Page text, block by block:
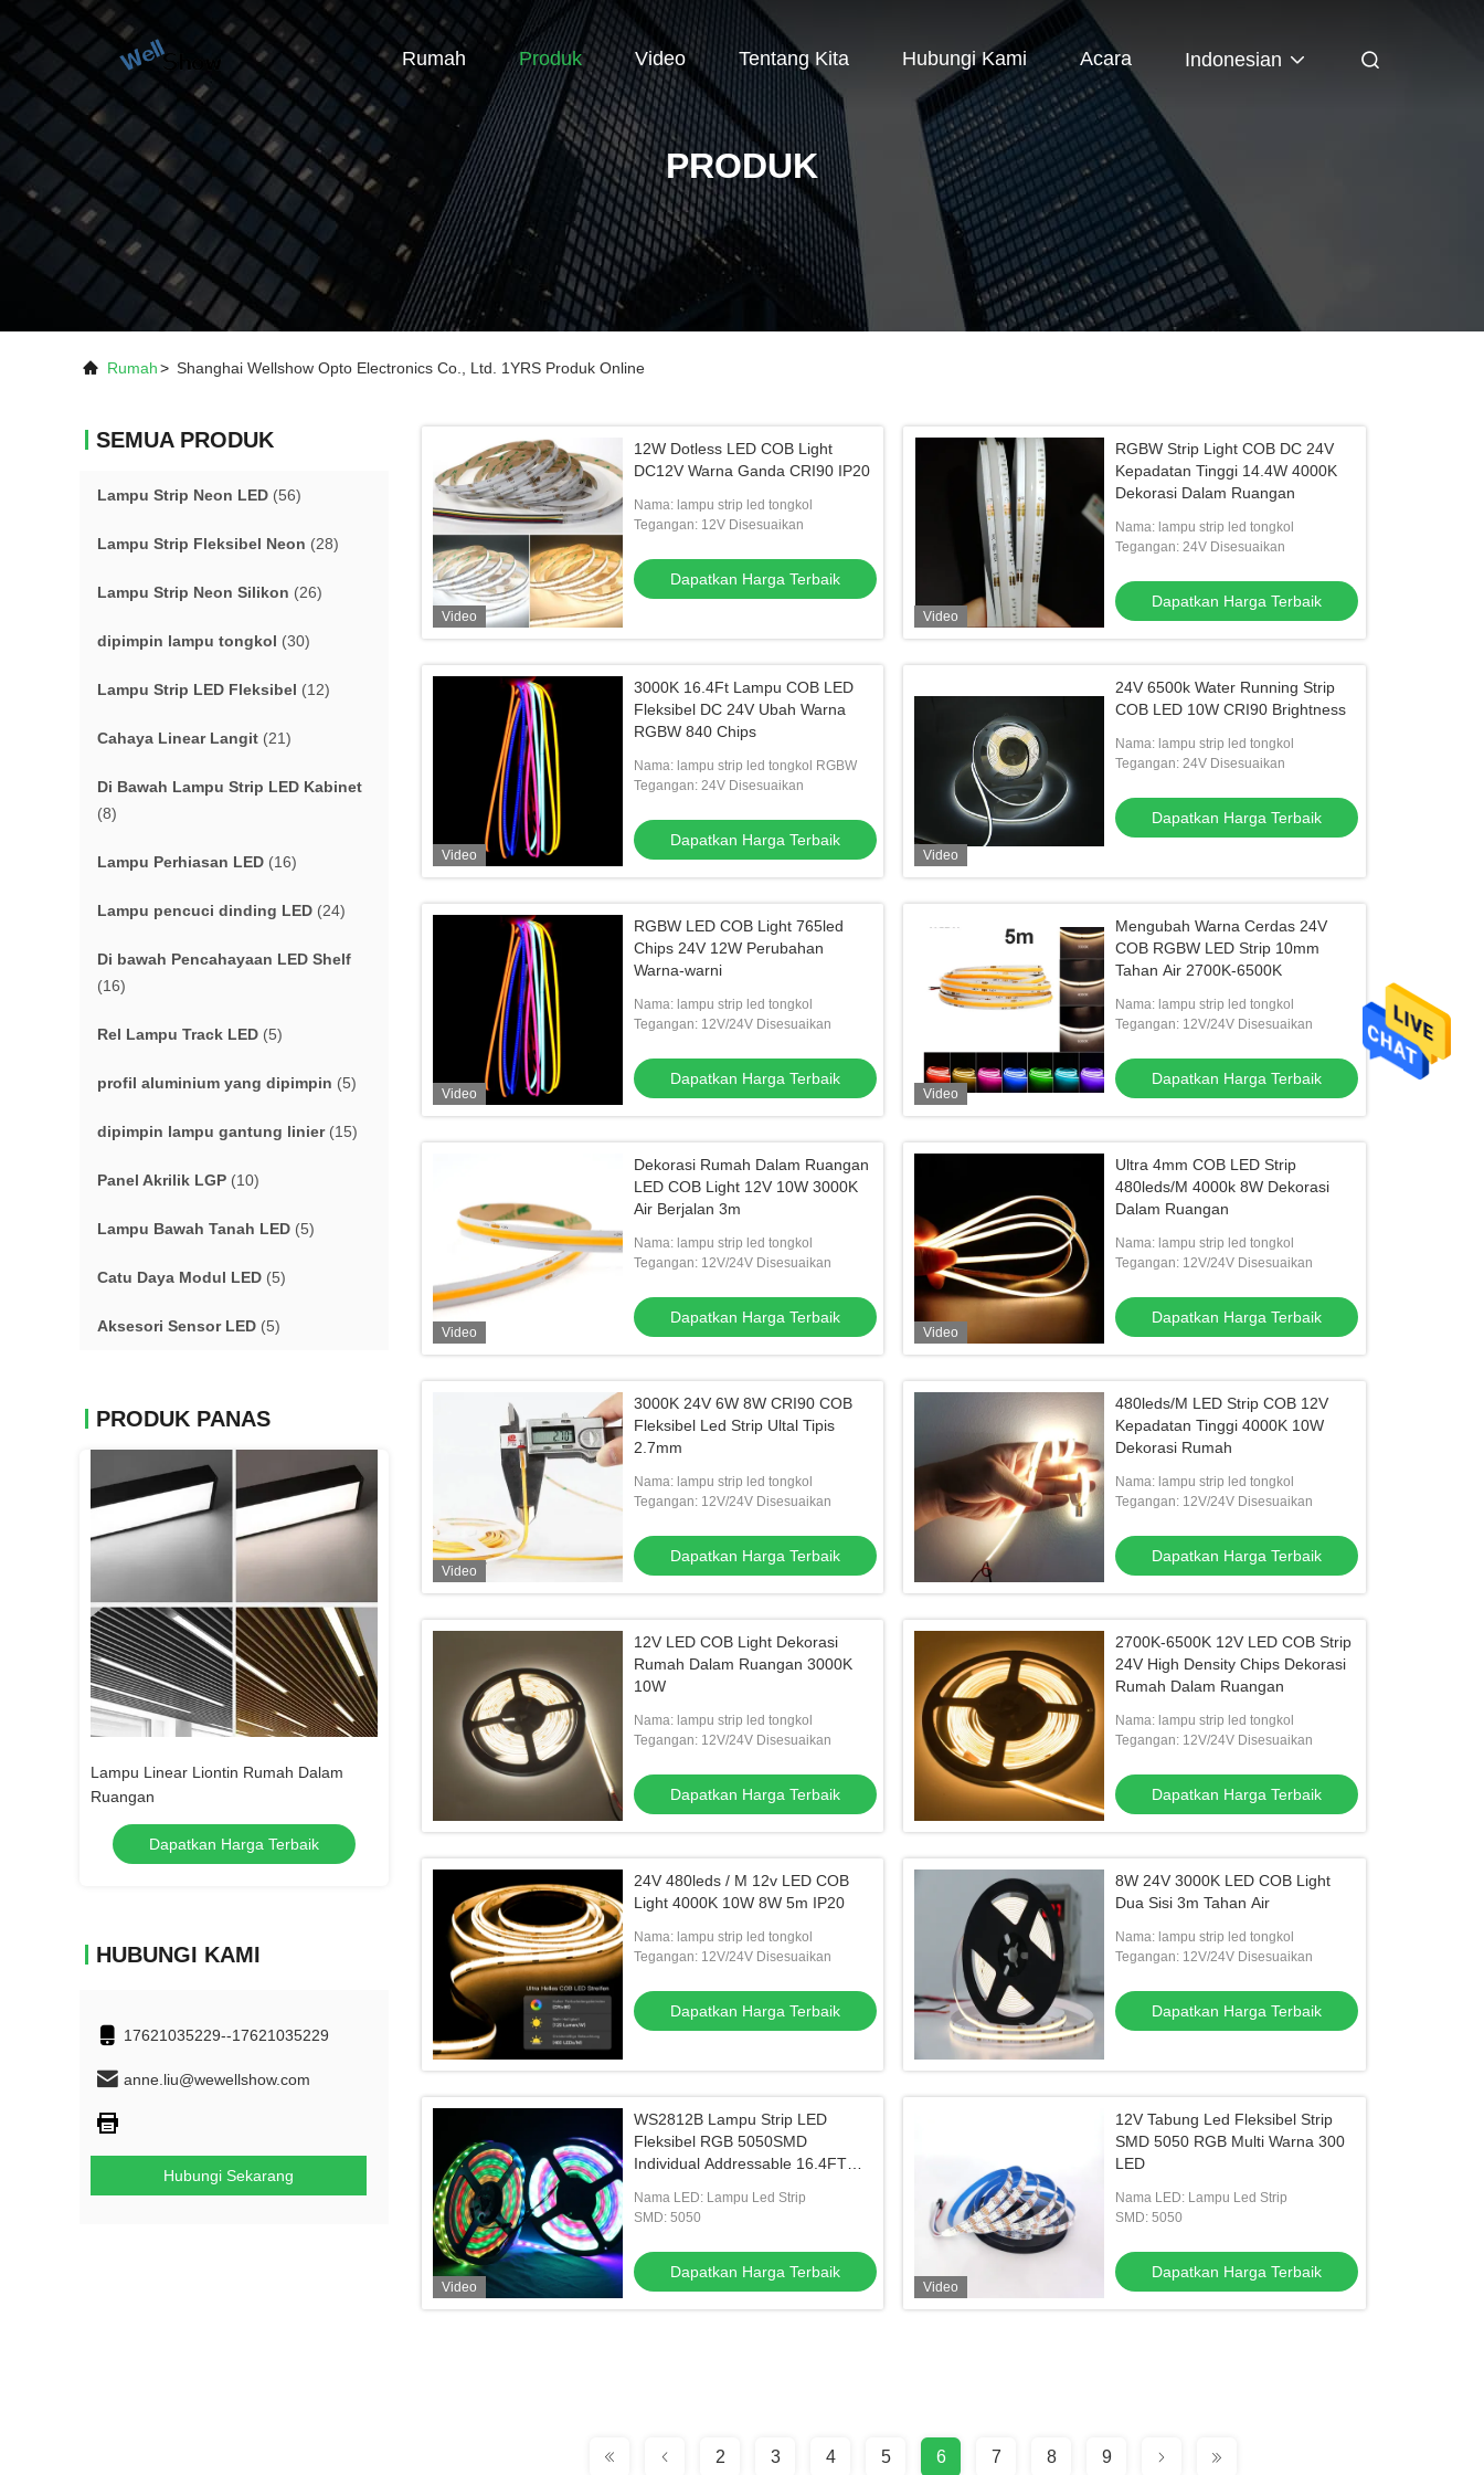
Rumah Produk Video Tentang Kita Hubungi Kami Acara Indonesian
PRODUK
Rumah> Shanghai Wellshow Opto Electronics Co., Ltd. 1YRS Produk Online
SEMUA PRODUK
Lampu Strip Neon LED (56)
Lampu Strip Fleksibel Neon (28)
Lampu Strip Neon Silikon (26)
dipimpin lampu tongkol (30)
Lampu Strip LED Fleksibel (12)
Cahaya Linear Langit (21)
Di Bawah Lampu Strip LED Kabinet
(8)
Lampu Perhiasan LED (16)
Lampu pencuci dinding LED (24)
Di bawah Pencahayaan LED Shelf
(16)
Rel Lampu Track LED (5)
profil aluminium yang dipimpin (5)
dipimpin lampu gantung linier(15)
Panel Akrilik LGP (10)
Lampu Bawah Tanah LED (5)
Catu Daya Modul LED (5)
Aksesori Sensor LED (5)
PRODUK PANAS
Lampu Linear Liontin Rumah Dalam
Ruangan
Dapatkan Harga Terbaik
Lampu Liontin Linier Dalam Ruangan
Rumah Kantor Dekorasi Hotel
Perumahan
Lampu Gantung Linear LED 110V-240V Mesin Cuci Dinding LED 24V Lampu Washer Dinding LED IP65
HUBUNGI KAMI
17621035229--17621035229
anne.liu@wewellshow.com
Hubungi Sekarang
Video
12W Dotless LED COB Light
DC12V Warna Ganda CRI90 IP20
Nama: lampu strip led tongkol
Tegangan: 12V Disesuaikan
Dapatkan Harga Terbaik
Video
RGBW Strip Light COB DC 24V
Kepadatan Tinggi 14.4W 4000K
Dekorasi Dalam Ruangan
Nama: lampu strip led tongkol
Tegangan: 24V Disesuaikan
Dapatkan Harga Terbaik
Video
3000K 16.4Ft Lampu COB LED
Fleksibel DC 24V Ubah Warna
RGBW 840 Chips
Nama: lampu strip led tongkol RGBW
Tegangan: 24V Disesuaikan
Dapatkan Harga Terbaik
Video
24V 6500k Water Running Strip
COB LED 10W CRI90 Brightness
Nama: lampu strip led tongkol
Tegangan: 24V Disesuaikan
Dapatkan Harga Terbaik
Video
RGBW LED COB Light 765led
Chips 24V 12W Perubahan
Warna-warni
Nama: lampu strip led tongkol
Tegangan: 12V/24V Disesuaikan
Dapatkan Harga Terbaik
Video
Mengubah Warna Cerdas 24V
COB RGBW LED Strip 10mm
Tahan Air 2700K-6500K
Nama: lampu strip led tongkol
Tegangan: 12V/24V Disesuaikan
Dapatkan Harga Terbaik
Video
Dekorasi Rumah Dalam Ruangan
LED COB Light 12V 10W 3000K
Air Berjalan 3m
Nama: lampu strip led tongkol
Tegangan: 12V/24V Disesuaikan
Dapatkan Harga Terbaik
Video
Ultra 4mm COB LED Strip
480leds/M 4000k 8W Dekorasi
Dalam Ruangan
Nama: lampu strip led tongkol
Tegangan: 12V/24V Disesuaikan
Dapatkan Harga Terbaik
Video
3000K 24V 6W 8W CRI90 COB
Fleksibel Led Strip Ultal Tipis
2.7mm
Nama: lampu strip led tongkol
Tegangan: 12V/24V Disesuaikan
Dapatkan Harga Terbaik
480leds/M LED Strip COB 12V
Kepadatan Tinggi 4000K 10W
Dekorasi Rumah
Nama: lampu strip led tongkol
Tegangan: 12V/24V Disesuaikan
Dapatkan Harga Terbaik
12V LED COB Light Dekorasi
Rumah Dalam Ruangan 3000K
10W
Nama: lampu strip led tongkol
Tegangan: 12V/24V Disesuaikan
Dapatkan Harga Terbaik
2700K-6500K 12V LED COB Strip
24V High Density Chips Dekorasi
Rumah Dalam Ruangan
Nama: lampu strip led tongkol
Tegangan: 12V/24V Disesuaikan
Dapatkan Harga Terbaik
24V 480leds / M 12v LED COB
Light 4000K 10W 8W 5m IP20
Nama: lampu strip led tongkol
Tegangan: 12V/24V Disesuaikan
Dapatkan Harga Terbaik
8W 24V 3000K LED COB Light
Dua Sisi 3m Tahan Air
Nama: lampu strip led tongkol
Tegangan: 12V/24V Disesuaikan
Dapatkan Harga Terbaik
Video
WS2812B Lampu Strip LED
Fleksibel RGB 5050SMD
Individual Addressable 16.4FT
Penuh Warna
Nama LED: Lampu Led Strip
SMD: 5050
Dapatkan Harga Terbaik
Video
12V Tabung Led Fleksibel Strip
SMD 5050 RGB Multi Warna 300
LED
Nama LED: Lampu Led Strip
SMD: 5050
Dapatkan Harga Terbaik
2 3 4 5 6 7 8 9